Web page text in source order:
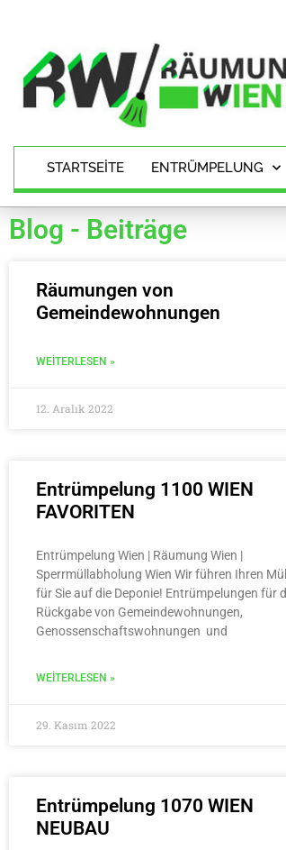
STARTSEITE ENTRÜMPELUNG
Blog - Beiträge
Räumungen von
Gemeindewohnungen
WEITERLESEN »
12. Aralık 2022
Entrümpelung 1100 WIEN
FAVORITEN
Entrümpelung Wien | Räumung Wien |
Sperrmüllabholung Wien Wir führen Ihren Müll
für Sie auf die Deponie! Entrümpelungen für
Rückgabe von Gemeindewohnungen,
Genossenschaftswohnungen und
WEITERLESEN »
29. Kasım 2022
Entrümpelung 1070 WIEN
NEUBAU